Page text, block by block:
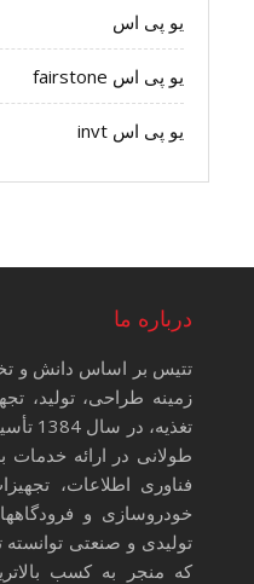
یو پی اس
یو پی اس fairstone
یو پی اس invt
درباره ما
تتیس بر اساس دانش و
زمینه طراحی، تولید،
طولانی در ارائه
فناوری اطلاعات،
خودروسازی و
تولیدی و صنعتی
که منجر به کسب